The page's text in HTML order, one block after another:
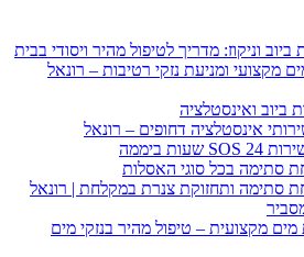
מדריך לטיפול מהיר ויסודי בבית
ומניעת נזקי רטיבות – רונאל
דחופים – רונאל
סוגי האסלות
ותחזוקת צנרת במקלחת | רונאל
– טיפול מהיר בנזקי מים